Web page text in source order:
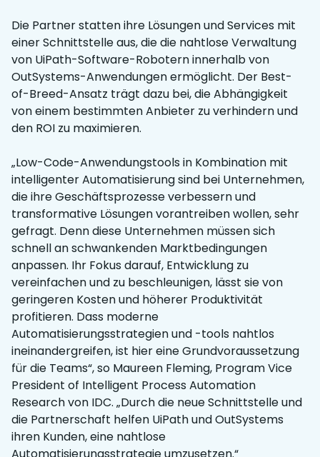
Die Partner statten ihre Lösungen und Services mit
einer Schnittstelle aus, die die nahtlose Verwaltung
von UiPath-Software-Robotern innerhalb von
OutSystems-Anwendungen ermöglicht. Der Best-
of-Breed-Ansatz trägt dazu bei, die Abhängigkeit
von einem bestimmten Anbieter zu verhindern und
den ROI zu maximieren.
„Low-Code-Anwendungstools in Kombination mit
intelligenter Automatisierung sind bei Unternehmen,
die ihre Geschäftsprozesse verbessern und
transformative Lösungen vorantreiben wollen, sehr
gefragt. Denn diese Unternehmen müssen sich
schnell an schwankenden Marktbedingungen
anpassen. Ihr Fokus darauf, Entwicklung zu
vereinfachen und zu beschleunigen, lässt sie von
geringeren Kosten und höherer Produktivität
profitieren. Dass moderne
Automatisierungsstrategien und -tools nahtlos
ineinandergreifen, ist hier eine Grundvoraussetzung
für die Teams“, so Maureen Fleming, Program Vice
President of Intelligent Process Automation
Research von IDC. „Durch die neue Schnittstelle und
die Partnerschaft helfen UiPath und OutSystems
ihren Kunden, eine nahtlose